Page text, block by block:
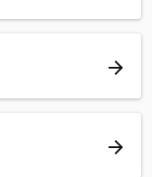
arrow_forward
arrow_forward